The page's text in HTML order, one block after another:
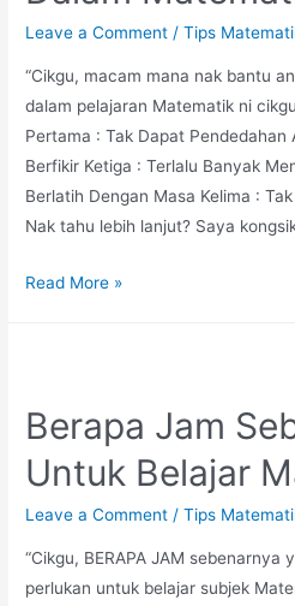
Kuasai
Matematik
Leave a Comment /Tips
“Cikgu, macam mana nak bantu
dalam pelajaran Matematik ni
Pertama : Tak Dapat Pendedahan
Berfikir Ketiga : Terlalu Banyak
Berlatih Dengan Masa Kelima :
Nak tahu lebih lanjut? Saya
5T
Dalam
Matematik
Read More »
Berapa Jam
Untuk Belajar
Leave a Comment /Tips
“Cikgu, BERAPA JAM sebenarnya
perlukan untuk belajar subjek